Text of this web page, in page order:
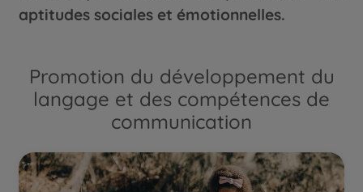
aptitudes sociales et émotionnelles.
Promotion du développement du
langage et des compétences de
communication